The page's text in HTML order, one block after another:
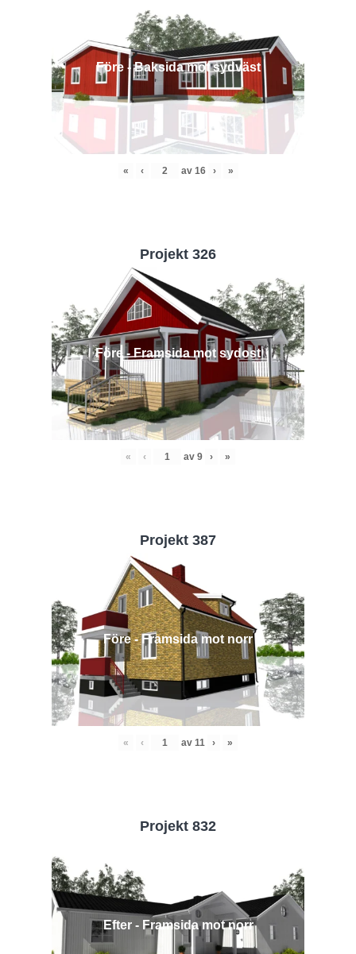
Före - Baksida mot sydväst
« ‹ av 16 › »
Projekt 326
Före - Framsida mot sydost
« ‹ av 9 › »
Projekt 387
Före - Framsida mot norr
« ‹ av 11 › »
Projekt 832
Efter - Framsida mot norr